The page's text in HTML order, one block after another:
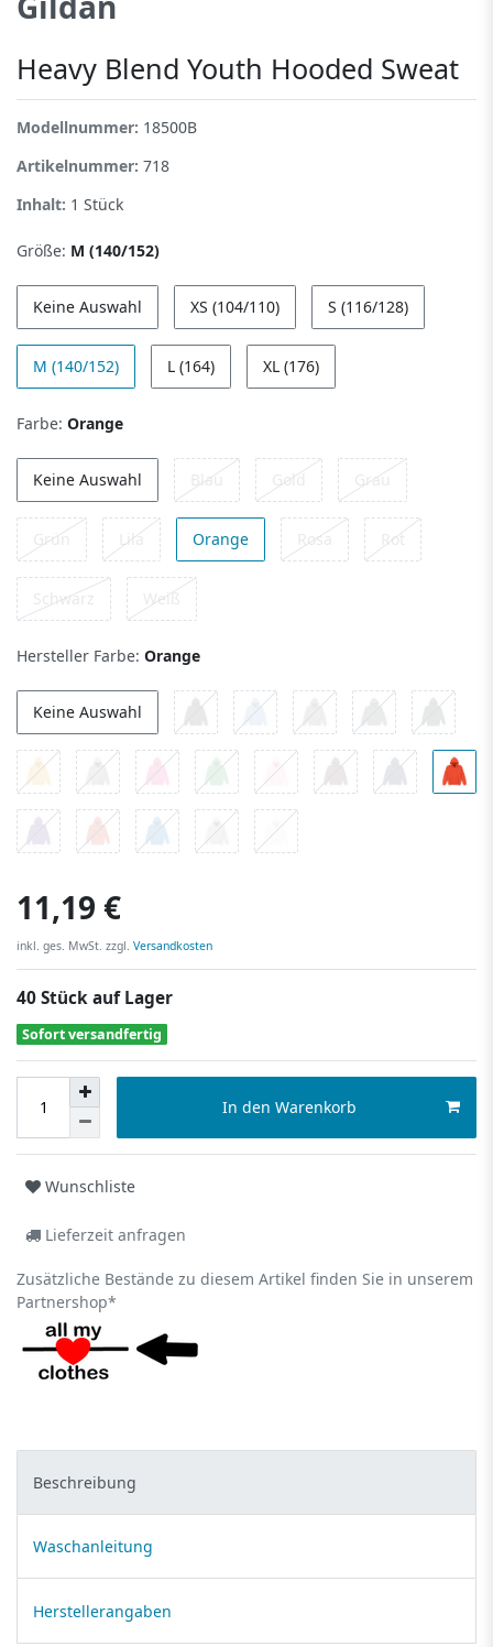
Heavy Blend Youth Hooded Sweat
Modellnummer: 18500B
Artikelnummer: 718
Inhalt: 1 Stück
Größe: M (140/152)
Keine Auswahl XS (104/110) S (116/128)
M (140/152) L (164) XL (176)
Farbe: Orange
Keine Auswahl Blau Gold Grau
Grün Lila Orange Rosa Rot
Schwarz Weiß
Hersteller Farbe: Orange
Keine Auswahl
11,19 €
inkl. ges. MwSt. zzgl. Versandkosten
40 Stück auf Lager
Sofort versandfertig
In den Warenkorb
Wunschliste
Lieferzeit anfragen
Zusätzliche Bestände zu diesem Artikel finden Sie in unserem
Partnershop*
Beschreibung
Waschanleitung
Herstellerangaben